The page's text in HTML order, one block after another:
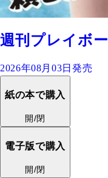
週刊プレイボ
2026年08月03日発売
紙の本で購入
開/閉
電子版で購入
開/閉